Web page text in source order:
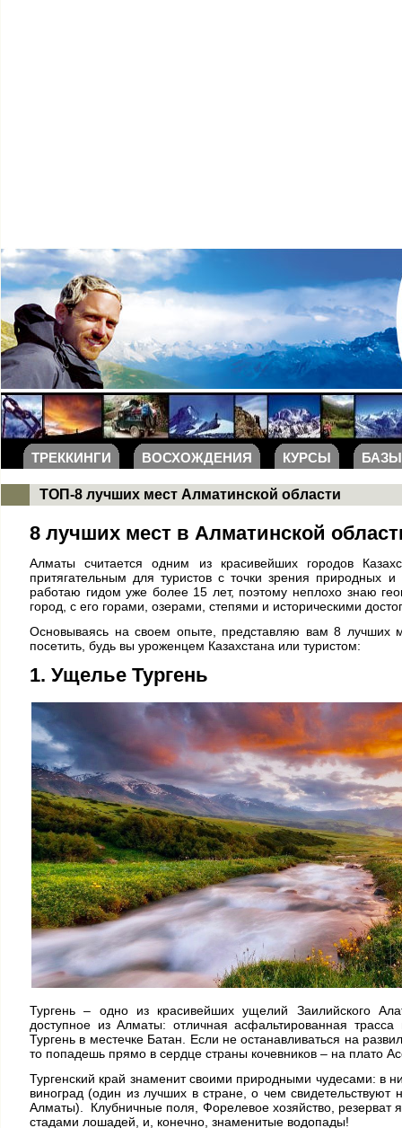
ТРЕККИНГИ ВОСХОЖДЕНИЯ КУРСЫ
ТОП-8 лучших мест Алматинской области
8 лучших мест в Алматинской
Алматы считается одним из красивейших городов
притягательным для туристов с точки зрения природных
работаю гидом уже более 15 лет, поэтому неплохо знаю
город, с его горами, озерами, степями и историческими
Основываясь на своем опыте, представляю вам 8 лучших
посетить, будь вы уроженцем Казахстана или туристом:
1. Ущелье Тургень
Тургень – одно из красивейших ущелий Заилийского
доступное из Алматы: отличная асфальтированная
Тургень в местечке Батан. Если не останавливаться на
то попадешь прямо в сердце страны кочевников – на плато
Тургенский край знаменит своими природными чудесами: в
виноград (один из лучших в стране, о чем
Алматы). Клубничные поля, Форелевое хозяйство,
стадами лошадей, и, конечно, знаменитые водопады!